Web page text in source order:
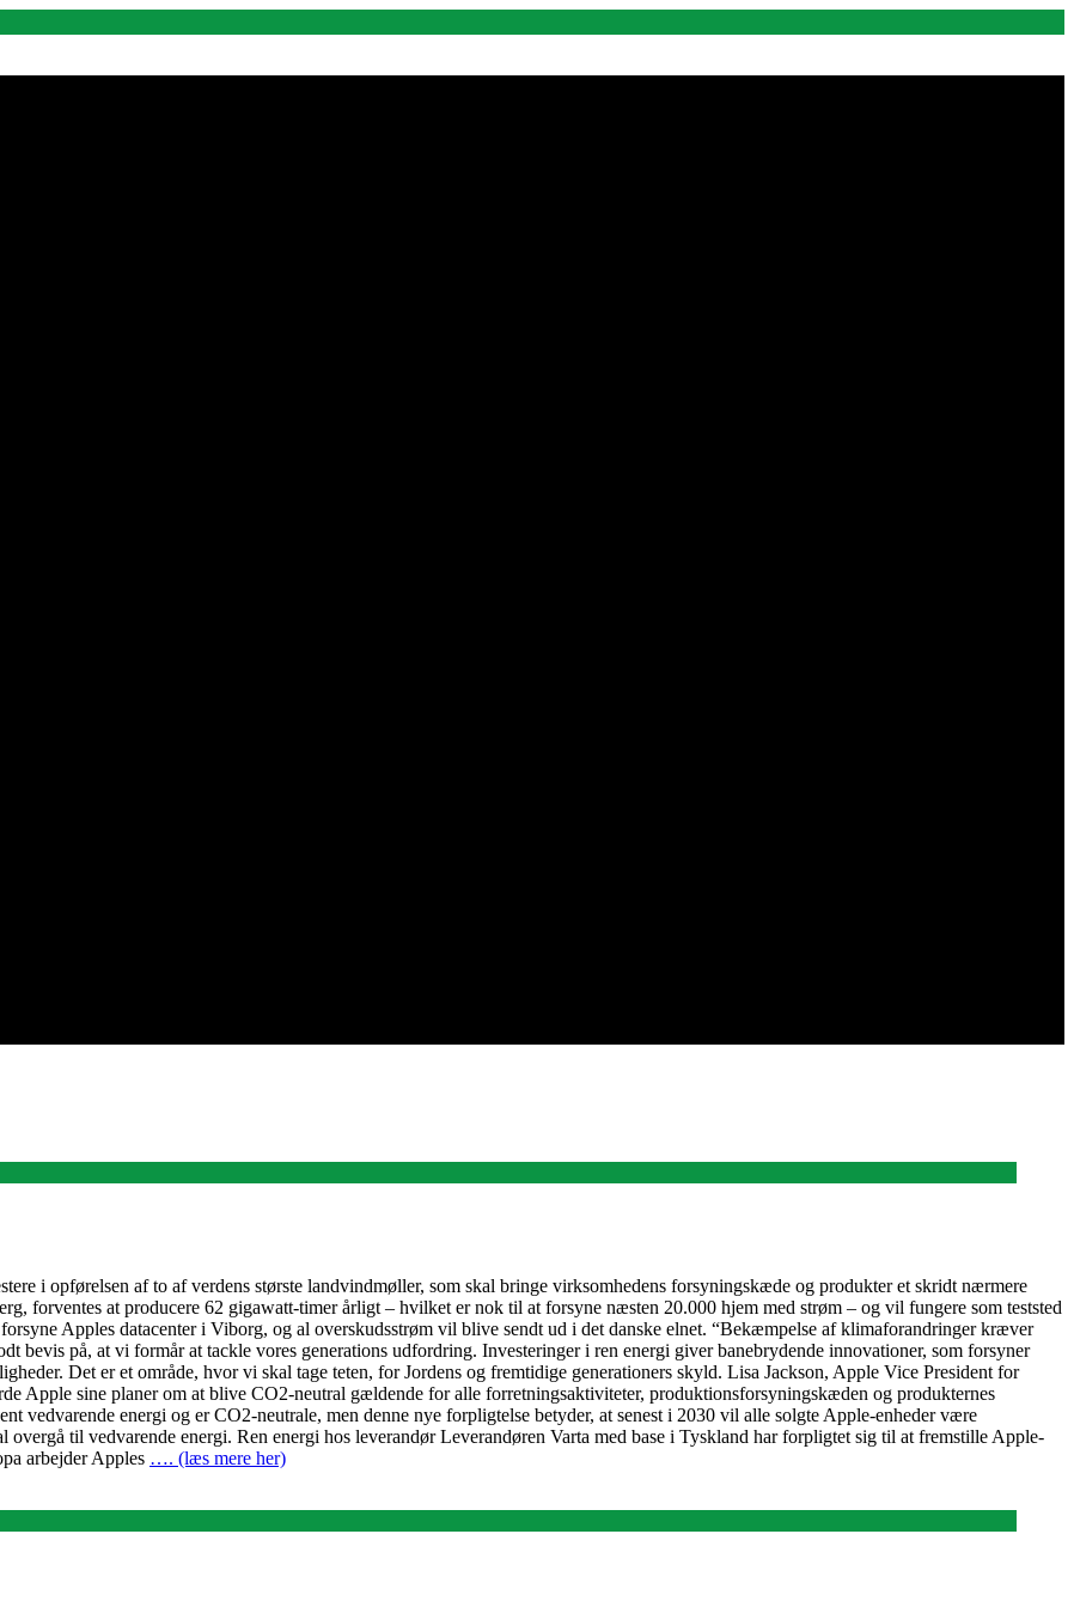
i opførelsen af to af verdens største landvindmøller, som skal bringe virksomhedens forsyningskæde og produkter et skridt nærmere
forventes at producere 62 gigawatt-timer årligt – hvilket er nok til at forsyne næsten 20.000 hjem med strøm – og vil fungere som teststed
Apples datacenter i Viborg, og al overskudsstrøm vil blive sendt ud i det danske elnet. “Bekæmpelse af klimaforandringer kræver
bevis på, at vi formår at tackle vores generations udfordring. Investeringer i ren energi giver banebrydende innovationer, som forsyner
Det er et område, hvor vi skal tage teten, for Jordens og fremtidige generationers skyld. Lisa Jackson, Apple Vice President for
Apple sine planer om at blive CO2-neutral gældende for alle forretningsaktiviteter, produktionsforsyningskæden og produkternes
vedvarende energi og er CO2-neutrale, men denne nye forpligtelse betyder, at senest i 2030 vil alle solgte Apple-enheder være
til vedvarende energi. Ren energi hos leverandør Leverandøren Varta med base i Tyskland har forpligtet sig til at fremstille Apple-
arbejder Apples …. (læs mere her)